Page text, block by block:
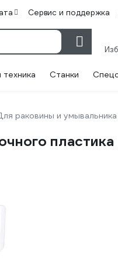
Сервис и поддержка
Станки
раковины и умывальника